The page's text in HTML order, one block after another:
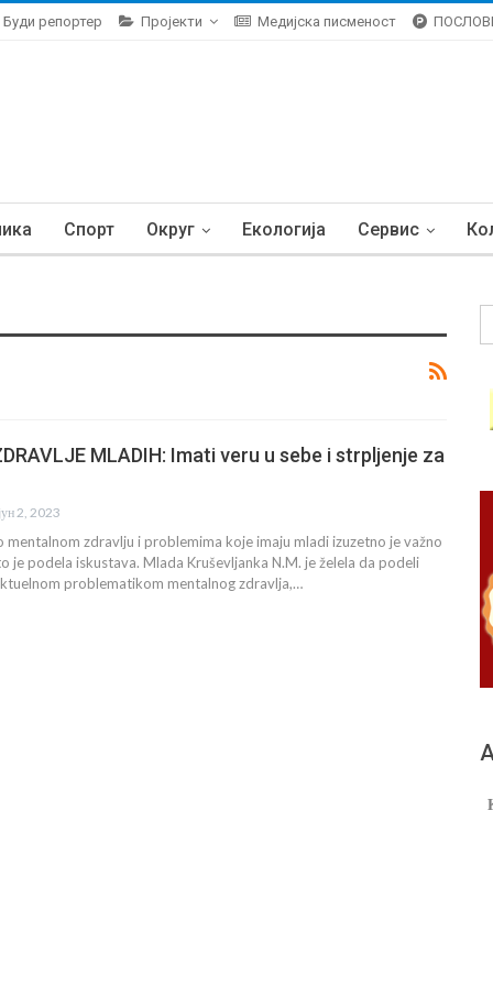
Буди репортер Пројекти Медијска писменост
Спорт Округ Екологија Сервис
MLADIH: Imati veru u sebe i strpljenje za
2, 2023
mentalnom zdravlju i problemima koje imaju mladi izuzetno je važno
je podela iskustava. Mlada Kruševljanka N.M. je želela da podeli
problematikom mentalnog zdravlja,…